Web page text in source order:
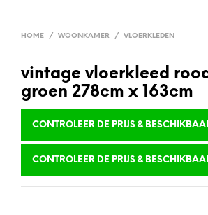
HOME / WOONKAMER / VLOERKLEDEN
vintage vloerkleed
groen 278cm x 163cm
CONTROLEER DE PRIJS &
CONTROLEER DE PRIJS &